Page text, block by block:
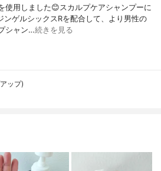
使用しました😊スカルプケアシャンプーに
ンゲルシックスRを配合して、より男性の
シャン…続きを見る
ップ)